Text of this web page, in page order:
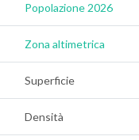
Popolazione 2026
Zona altimetrica
Superficie
Densità